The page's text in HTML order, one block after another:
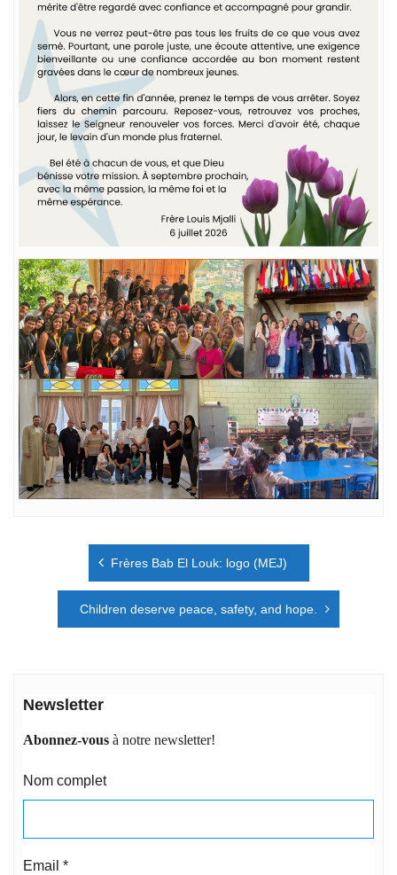
Navigation
Frères Bab El Louk: logo (MEJ)
Children deserve peace, safety, and hope.
Newsletter
Abonnez-vous à notre newsletter!
Nom complet
Email *